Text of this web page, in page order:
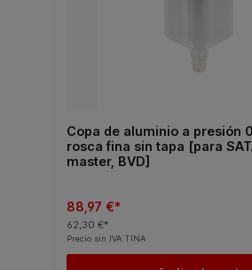
Copa de aluminio a presión
rosca fina sin tapa [para
master, BVD]
88,97 €*
62,30 €*
Precio sin IVA TINA